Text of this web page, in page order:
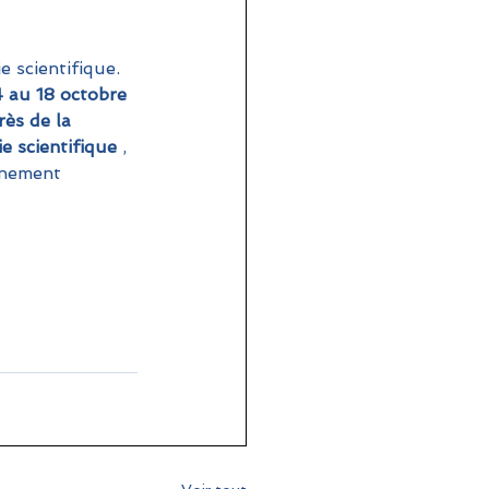
scientifique.
au 18 octobre
de la
scientifique ,